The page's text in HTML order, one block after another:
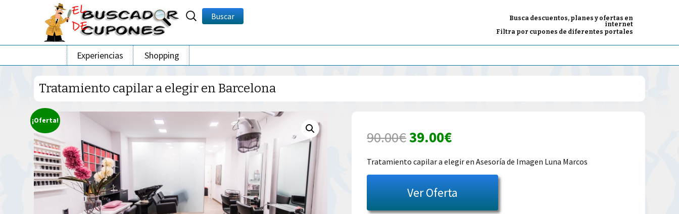
Busca descuentos, planes y ofertas en
internet
Filtra por cupones de diferentes portales
Buscar
por:
Buscar
Ir
al
contenido
Experiencias Shopping
Tratamiento capilar a elegir en Barcelona
¡Oferta!
90.00€El
precio
original
era:
39.00€El
precio
actual
es:
Tratamiento capilar a elegir en Asesoría de Imagen Luna Marcos
Ver Oferta